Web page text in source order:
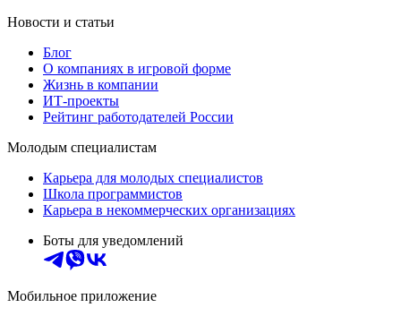
Новости и статьи
Блог
О компаниях в игровой форме
Жизнь в компании
ИТ-проекты
Рейтинг работодателей России
Молодым специалистам
Карьера для молодых специалистов
Школа программистов
Карьера в некоммерческих организациях
Боты для уведомлений
Мобильное приложение